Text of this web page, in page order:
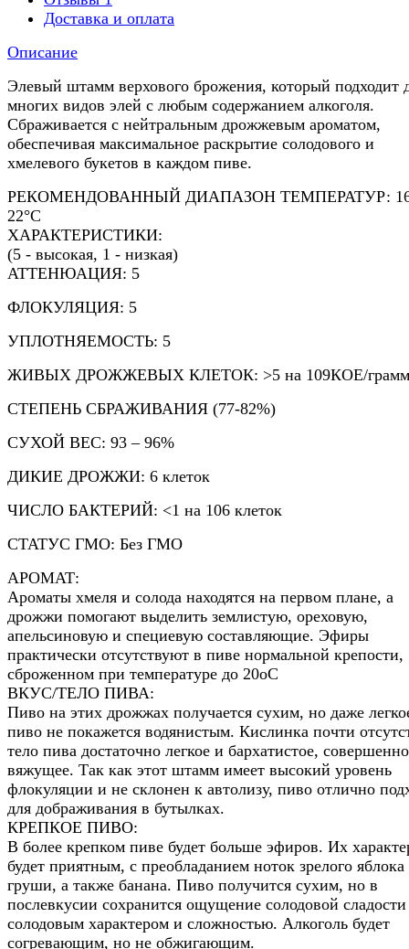
Доставка и оплата
Описание
Элевый штамм верхового брожения, который подходит
многих видов элей с любым содержанием алкоголя.
Сбраживается с нейтральным дрожжевым ароматом,
обеспечивая максимальное раскрытие солодового и
хмелевого букетов в каждом пиве.
РЕКОМЕНДОВАННЫЙ ДИАПАЗОН ТЕМПЕРАТУР:
22°C
ХАРАКТЕРИСТИКИ:
(5 - высокая, 1 - низкая)
АТТЕНЮАЦИЯ: 5
ФЛОКУЛЯЦИЯ: 5
УПЛОТНЯЕМОСТЬ: 5
ЖИВЫХ ДРОЖЖЕВЫХ КЛЕТОК: >5 на 109КОЕ/грамм
СТЕПЕНЬ СБРАЖИВАНИЯ (77-82%)
СУХОЙ ВЕС: 93 – 96%
ДИКИЕ ДРОЖЖИ: 6 клеток
ЧИСЛО БАКТЕРИЙ: <1 на 106 клеток
СТАТУС ГМО: Без ГМО
АРОМАТ:
Ароматы хмеля и солода находятся на первом плане, а
дрожжи помогают выделить землистую, ореховую,
апельсиновую и специевую составляющие. Эфиры
практически отсутствуют в пиве нормальной крепости,
сброженном при температуре до 20оС
ВКУС/ТЕЛО ПИВА:
Пиво на этих дрожжах получается сухим, но даже
пиво не покажется водянистым. Кислинка почти
тело пива достаточно легкое и бархатистое,
вяжущее. Так как этот штамм имеет высокий уровень
флокуляции и не склонен к автолизу, пиво отлично
для дображивания в бутылках.
КРЕПКОЕ ПИВО:
В более крепком пиве будет больше эфиров. Их
будет приятным, с преобладанием ноток зрелого яблока
груши, а также банана. Пиво получится сухим, но в
послевкусии сохранится ощущение солодовой сладости
солодовым характером и сложностью. Алкоголь будет
согревающим, но не обжигающим.